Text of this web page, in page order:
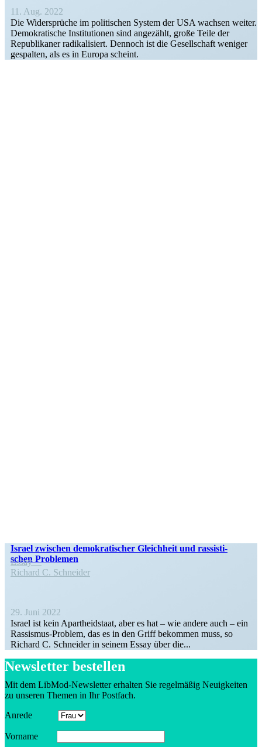
11. Aug. 2022
Die Wider­sprüche im politi­schen System der USA wachsen weiter.
Demokra­tische Insti­tu­tionen sind angezählt, große Teile der
Republi­kaner radika­li­siert. Dennoch ist die Gesell­schaft weniger
gespalten, als es in Europa scheint.
Israel zwischen demokra­ti­scher Gleichheit und rassis­ti­
schen Problemen
Essay
Richard C. Schneider
29. Juni 2022
Israel ist kein Apart­heid­staat, aber es hat – wie andere auch – ein
Rassismus-Problem, das es in den Griff bekommen muss, so
Richard C. Schneider in seinem Essay über die...
Newsletter bestellen
Mit dem LibMod-Newsletter erhalten Sie regel­mäßig Neuig­keiten
zu unseren Themen in Ihr Postfach.
Anrede
Vorname